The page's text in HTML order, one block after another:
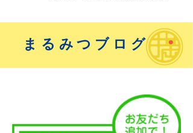
まるみつブログ